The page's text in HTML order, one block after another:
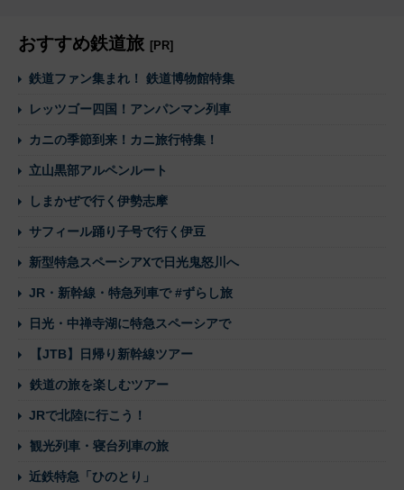
おすすめ鉄道旅 [PR]
鉄道ファン集まれ！ 鉄道博物館特集
レッツゴー四国！アンパンマン列車
カニの季節到来！カニ旅行特集！
立山黒部アルペンルート
しまかぜで行く伊勢志摩
サフィール踊り子号で行く伊豆
新型特急スペーシアXで日光鬼怒川へ
JR・新幹線・特急列車で #ずらし旅
日光・中禅寺湖に特急スペーシアで
【JTB】日帰り新幹線ツアー
鉄道の旅を楽しむツアー
JRで北陸に行こう！
観光列車・寝台列車の旅
近鉄特急「ひのとり」